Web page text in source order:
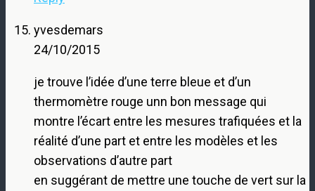
yvesdemars
24/10/2015
je trouve l’idée d’une terre bleue et d’un
thermomètre rouge unn bon message qui
montre l’écart entre les mesures trafiquées et la
réalité d’une part et entre les modèles et les
observations d’autre part
en suggérant de mettre une touche de vert sur la